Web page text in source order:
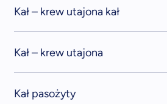
Kał – krew utajona kał
Kał – krew utajona
Kał pasożyty